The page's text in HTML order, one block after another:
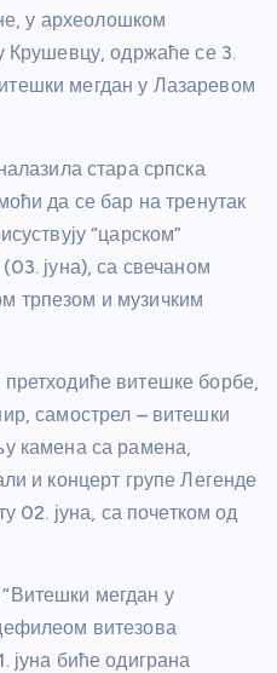
у археолошком
Крушевцу, одржаће се 3.
мегдан у Лазаревом
стара српска
да се бар на тренутак
“царском”
јуна), са свечаном
трпезом и музичким
витешке борбе,
самострел – витешки
камена са рамена,
и концерт групе Легенде
02. јуна, са почетком од
мегдан у
витезова
јуна биће одиграна